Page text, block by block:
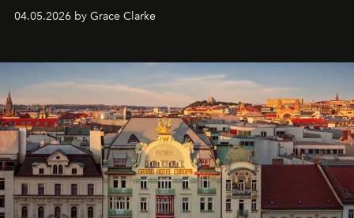
04.05.2026 by Grace Clarke